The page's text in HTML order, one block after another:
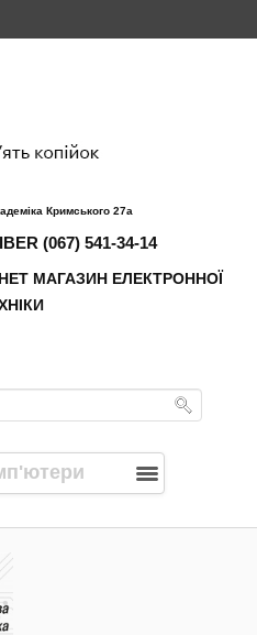
Кримського 27а
(067) 541-34-14
МАГАЗИН ЕЛЕКТРОННОЇ